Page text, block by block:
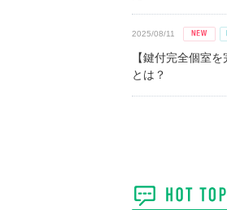
2025/08/11
【鍵付完全個室
とは？